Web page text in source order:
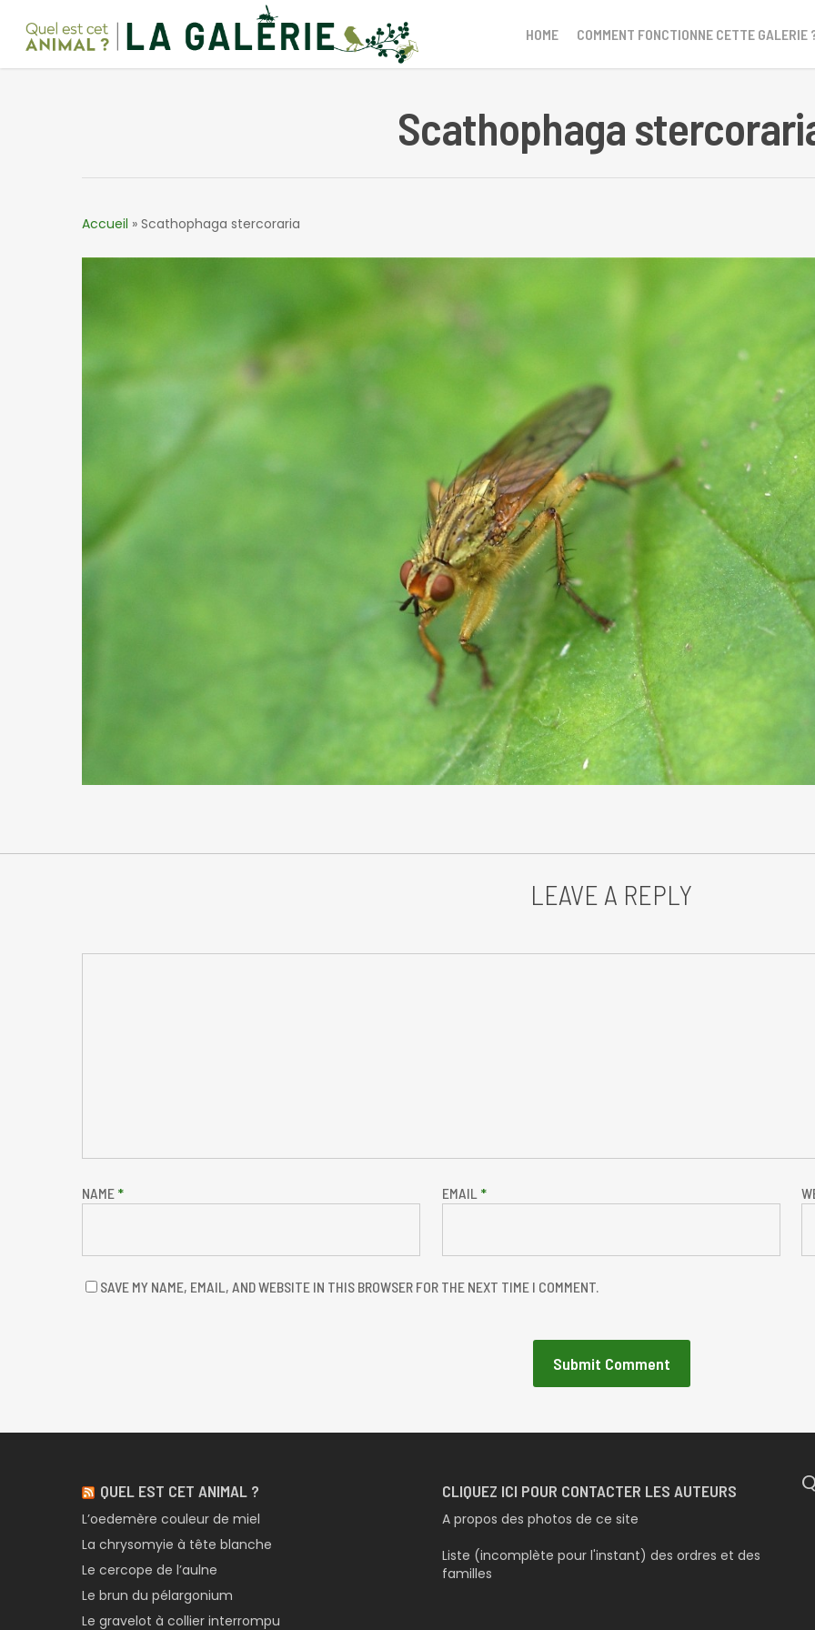
main
HOME COMMENT FONCTIONNE CETTE GALERIE
Scathophaga
Accueil » Scathophaga stercoraria
LEAVE A REPLY
NAME * EMAIL *
SAVE MY NAME, EMAIL, AND WEBSITE IN THIS BROWSER FOR THE NEXT TIME I COMMENT.
QUEL EST CET ANIMAL ?
L’oedemère couleur de miel
La chrysomyie à tête blanche
Le cercope de l’aulne
Le brun du pélargonium
Le gravelot à collier interrompu
CLIQUEZ ICI POUR CONTACTER LES AUTEURS
A propos des photos de ce site
Liste (incomplète pour l'instant) des ordres et des
familles